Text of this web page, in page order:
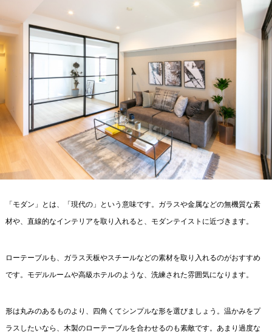
「モダン」とは、「現代の」という意味です。ガラスや金属などの無機質な素
材や、直線的なインテリアを取り入れると、モダンテイストに近づきます。
ローテーブルも、ガラス天板やスチールなどの素材を取り入れるのがおすすめ
です。モデルルームや高級ホテルのような、洗練された雰囲気になります。
形は丸みのあるものより、四角くてシンプルな形を選びましょう。温かみをプ
ラスしたいなら、木製のローテーブルを合わせるのも素敵です。あまり過度な